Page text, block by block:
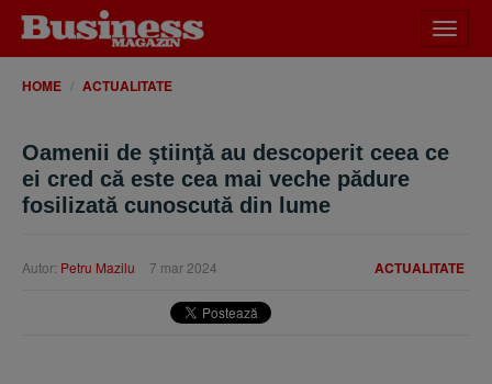
meniu
HOME ACTUALITATE
Oamenii de ştiinţă au descoperit ceea ce
ei cred că este cea mai veche pădure
fosilizată cunoscută din lume
ACTUALITATE
Autor: Petru Mazilu 7 mar 2024